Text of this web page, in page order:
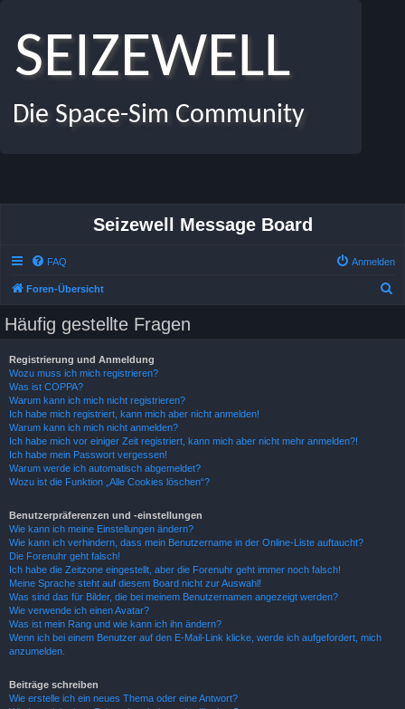
SEIZEWELL
Die Space-Sim Community
Seizewell Message Board
FAQ Anmelden
Foren-Übersicht
Häufig gestellte Fragen
Registrierung und Anmeldung
Wozu muss ich mich registrieren?
Was ist COPPA?
Warum kann ich mich nicht registrieren?
Ich habe mich registriert, kann mich aber nicht anmelden!
Warum kann ich mich nicht anmelden?
Ich habe mich vor einiger Zeit registriert, kann mich aber nicht mehr anmelden?!
Ich habe mein Passwort vergessen!
Warum werde ich automatisch abgemeldet?
Wozu ist die Funktion „Alle Cookies löschen“?
Benutzerpräferenzen und -einstellungen
Wie kann ich meine Einstellungen ändern?
Wie kann ich verhindern, dass mein Benutzername in der Online-Liste auftaucht?
Die Forenuhr geht falsch!
Ich habe die Zeitzone eingestellt, aber die Forenuhr geht immer noch falsch!
Meine Sprache steht auf diesem Board nicht zur Auswahl!
Was sind das für Bilder, die bei meinem Benutzernamen angezeigt werden?
Wie verwende ich einen Avatar?
Was ist mein Rang und wie kann ich ihn ändern?
Wenn ich bei einem Benutzer auf den E-Mail-Link klicke, werde ich aufgefordert, mich
anzumelden.
Beiträge schreiben
Wie erstelle ich ein neues Thema oder eine Antwort?